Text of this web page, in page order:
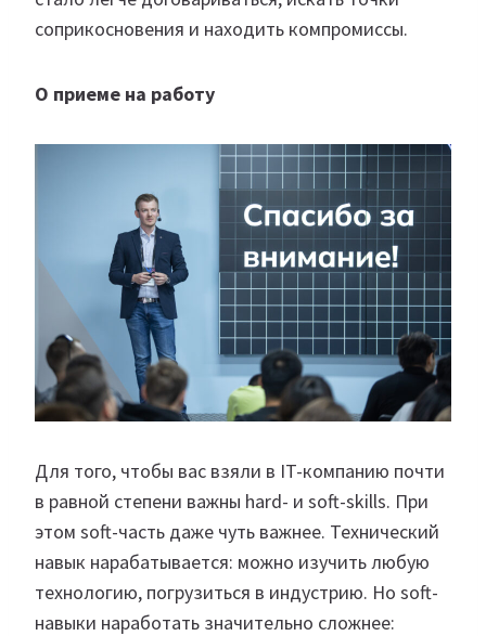
соприкосновения и находить компромиссы.
О приеме на работу
Для того, чтобы вас взяли в IT-компанию почти
в равной степени важны hard- и soft-skills. При
этом soft-часть даже чуть важнее. Технический
навык нарабатывается: можно изучить любую
технологию, погрузиться в индустрию. Но soft-
навыки наработать значительно сложнее: